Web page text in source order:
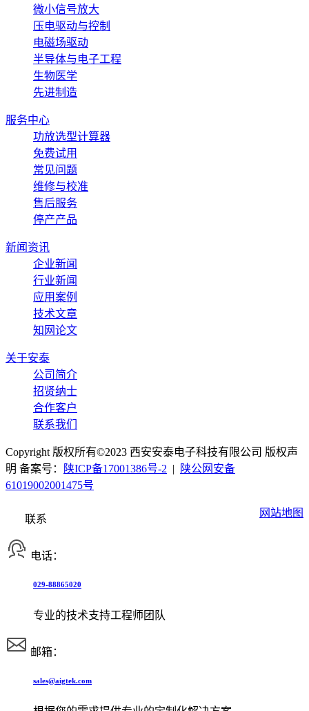
微小信号放大
压电驱动与控制
电磁场驱动
半导体与电子工程
生物医学
先进制造
服务中心
功放选型计算器
免费试用
常见问题
维修与校准
售后服务
停产产品
新闻资讯
企业新闻
行业新闻
应用案例
技术文章
知网论文
关于安泰
公司简介
招贤纳士
合作客户
联系我们
Copyright 版权所有©2023 西安安泰电子科技有限公司 版权声
明 备案号：
陕ICP备17001386号-2 |
陕公网安备
61019002001475号
网站地图
联系
电话：
029-88865020
专业的技术支持工程师团队
邮箱：
sales@aigtek.com